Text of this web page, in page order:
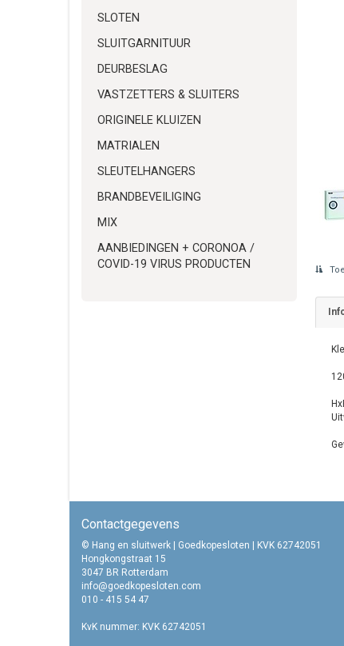
SLOTEN
SLUITGARNITUUR
DEURBESLAG
VASTZETTERS & SLUITERS
ORIGINELE KLUIZEN
MATRIALEN
SLEUTELHANGERS
BRANDBEVEILIGING
MIX
AANBIEDINGEN + CORONOA /
COVID-19 VIRUS PRODUCTEN
Contactgegevens
© Hang en sluitwerk | Goedkopesloten | KVK 62742051
Hongkongstraat 15
3047 BR Rotterdam
info@goedkopesloten.com
010 - 415 54 47
KvK nummer: KVK 62742051